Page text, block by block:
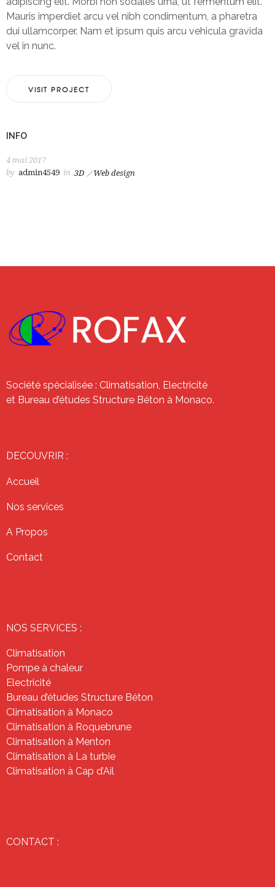
Mauris imperdiet arcu vel nibh condimentum, a pharetra
dui ullamcorper. Nam et ipsum quis arcu vehicula gravida
vel in nunc.
VISIT PROJECT
INFO
4 mai 2017
by admin4549 in 3D Web design
Société spécialisée : Climatisation, Electricité
et Bureau d’études Structure Béton à Monaco.
DECOUVRIR :
Accueil
Nos services
A Propos
Contact
NOS SERVICES :
Climatisation
Pompe à chaleur
Electricité
Bureau d’études Structure Béton
Climatisation à Monaco
Climatisation à Roquebrune
Climatisation à Menton
Climatisation à La turbie
Climatisation à Cap d’Ail
CONTACT :